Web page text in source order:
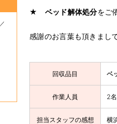
★ ベッド解体処分をご
感謝のお言葉も頂きまし
回収品目 ベ
作業人員 2名
担当スタッフの感想
横